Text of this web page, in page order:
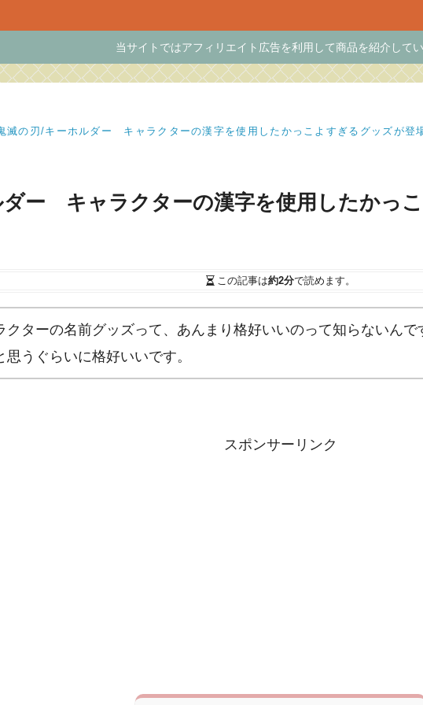
当サイトではアフィリエイト広告を利用して商品を紹介して
滅の刃/キーホルダー キャラクターの漢字を使用したかっこよすぎるグッズが登
ダー キャラクターの漢字を使用したかっ
この記事は約2分で読めます。
クターの名前グッズって、あんまり格好いいのって知らないん
思うぐらいに格好いいです。
スポンサーリンク